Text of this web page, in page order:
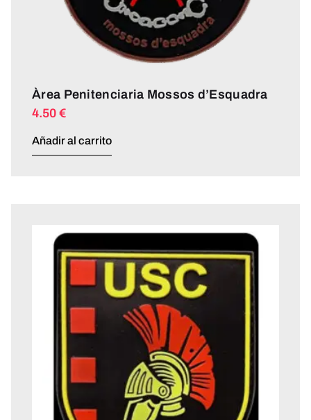
Àrea Penitenciaria Mossos d’Esquadra
4.50 €
Añadir al carrito